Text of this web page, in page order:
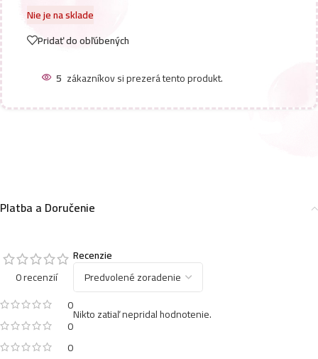
Nie je na sklade
Pridať do obľúbených
5 zákazníkov si prezerá tento produkt.
Platba a Doručenie
0 recenzií
0
0
0
Recenzie
Nikto zatiaľ nepridal hodnotenie.